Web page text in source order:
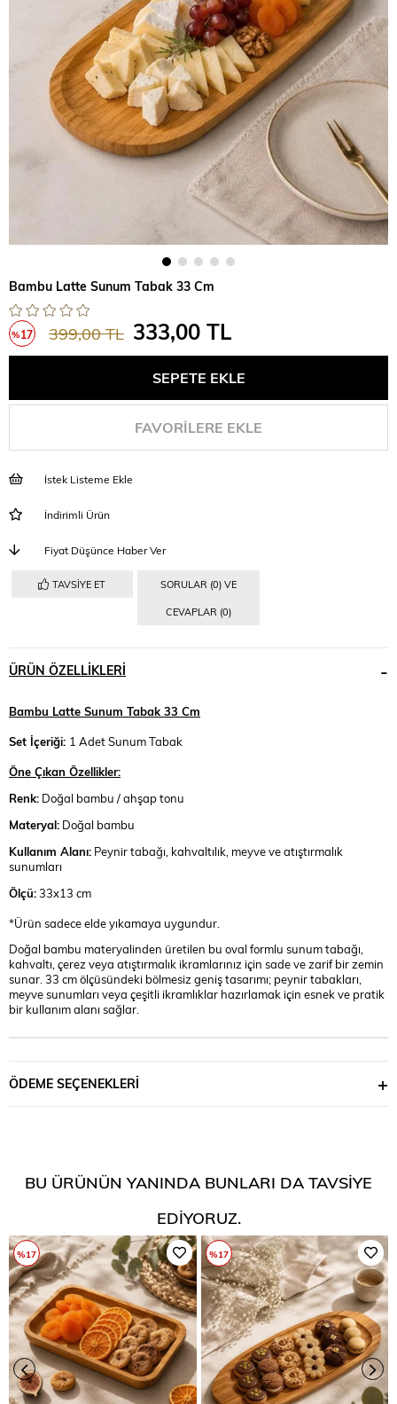
Bambu Latte Sunum Tabak 33 Cm
%17 399,00 TL 333,00 TL
FAVORILERE EKLE
İstek Listeme Ekle
İndirimli Ürün
Fiyat Düşünce Haber Ver
TAVSIYE ET SORULAR (0) VE
CEVAPLAR (0)
ÜRÜN ÖZELLIKLERI
Bambu Latte Sunum Tabak 33 Cm
Set İçeriği: 1 Adet Sunum Tabak
Öne Çıkan Özellikler:
Renk: Doğal bambu / ahşap tonu
Materyal: Doğal bambu
Kullanım Alanı: Peynir tabağı, kahvaltılık, meyve ve atıştırmalık
sunumları
Ölçü:33x13 cm
*Ürün sadece elde yıkamaya uygundur.
Doğal bambu materyalinden üretilen bu oval formlu sunum tabağı,
kahvaltı, çerez veya atıştırmalık ikramlarınız için sade ve zarif bir zemin
sunar. 33 cm ölçüsündeki bölmesiz geniş tasarımı; peynir tabakları,
meyve sunumları veya çeşitli ikramlıklar hazırlamak için esnek ve pratik
bir kullanım alanı sağlar.
ÖDEME SEÇENEKLERI
BU ÜRÜNÜN YANINDA BUNLARI DA TAVSIYE
EDIYORUZ.
%17 %17